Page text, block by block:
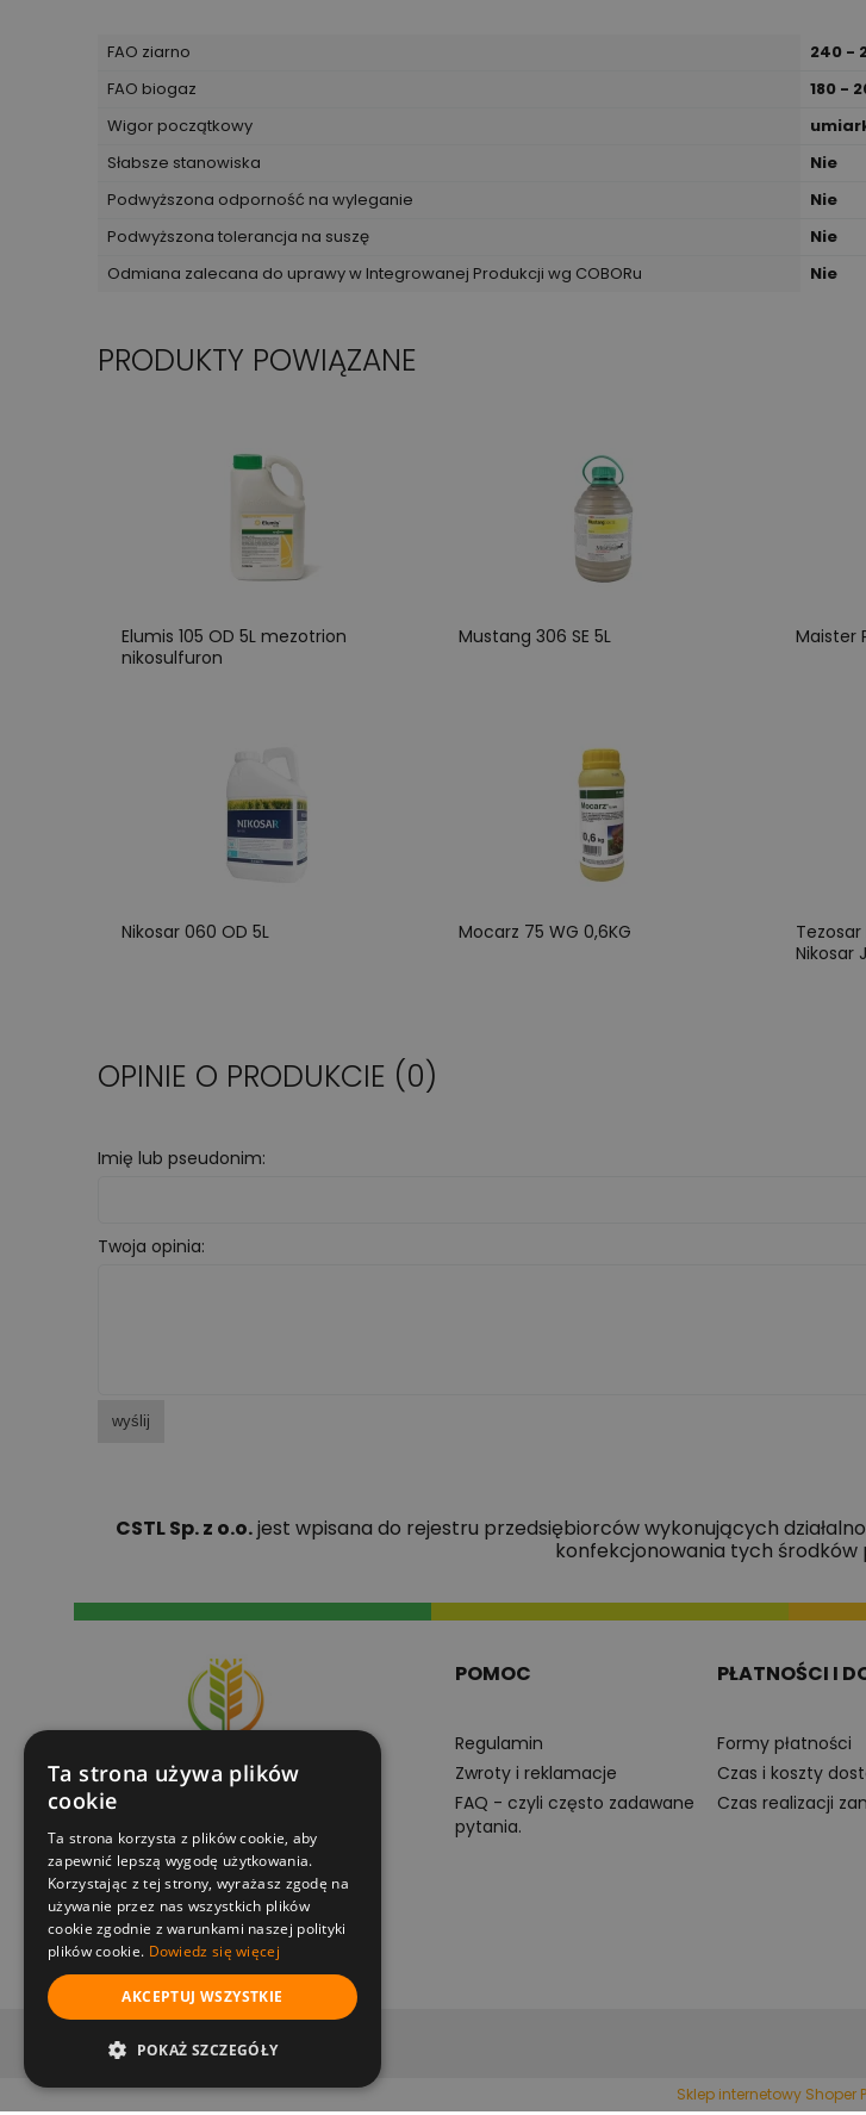
FAO ziarno
240 -
FAO biogaz
180 -
Wigor początkowy
Słabsze stanowiska
Nie
Podwyższona odporność na wyleganie
Nie
Podwyższona tolerancja na suszę
Nie
Odmiana zalecana do uprawy w Integrowanej Produkcji wg COBORu
Nie
PRODUKTY POWIĄZANE
Elumis 105 OD 5L mezotrion
nikosulfuron
Mustang 306 SE 5L Maister
Nikosar 060 OD 5L Mocarz 75 WG 0,6KG
Tezosar
Nikosar
OPINIE O PRODUKCIE (0)
Imię lub pseudonim:
Twoja opinia:
wyślij
CSTL Sp. z o.o.jest wpisana do rejestru przedsiębiorców wykonujących
konfekcjonowania tych środków
+48605102201
pn-pt 8:00-16:00
e-sklep@superplony.pl
POMOC
Regulamin
Zwroty i reklamacje
FAQ - czyli często zadawane
pytania.
PŁATNOŚCI I
Formy płatności
Czas i koszty
Czas realizacji
copyright (c) 2022
Sklep internetowy Shoper
Ta strona używa plików
cookie
Ta strona korzysta z plików cookie, aby
zapewnić lepszą wygodę użytkowania.
Korzystając z tej strony, wyrażasz zgodę na
używanie przez nas wszystkich plików
cookie zgodnie z warunkami naszej polityki
plików cookie. Dowiedz się więcej
AKCEPTUJ WSZYSTKIE
POKAŻ SZCZEGÓŁY